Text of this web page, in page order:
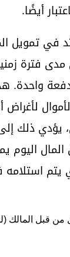
أيضًا.
في تمويل
فترة
واحدة.
لأغراض
يؤدي ذلك
اليوم
يتم
من قبل المالك